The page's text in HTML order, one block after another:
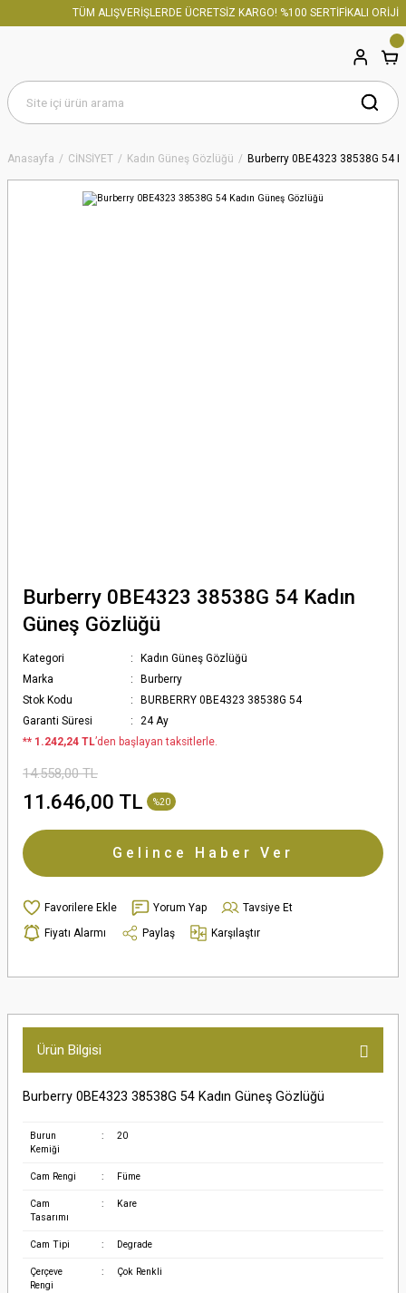
TÜM ALIŞVERİŞLERDE ÜCRETSİZ KARGO! %100 SERTİFİKALI
Anasayfa CİNSİYET Kadın Güneş Gözlüğü Burberry 0BE4323 38538G 54
Burberry 0BE4323 38538G 54 Kadın
Güneş Gözlüğü
Kategori
Kadın Güneş Gözlüğü
Marka
Burberry
Stok Kodu
BURBERRY 0BE4323 38538G 54
Garanti Süresi
24 Ay
** 1.242,24 TL’den başlayan taksitlerle.
14.558,00 TL
11.646,00 TL %20
Gelince Haber Ver
Yorum Yap
Tavsiye Et
Fiyatı Alarmı
Paylaş Karşılaştır
Ürün Bilgisi
Burberry 0BE4323 38538G 54 Kadın Güneş Gözlüğü
Burun
Kemiği
: 20
Cam Rengi : Füme
Cam
Tasarımı
: Kare
Cam Tipi : Degrade
Çerçeve
Rengi
: Çok Renkli